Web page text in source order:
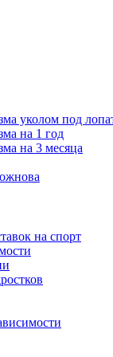
уколом под
на 1 год
на 3 месяца
на спорт